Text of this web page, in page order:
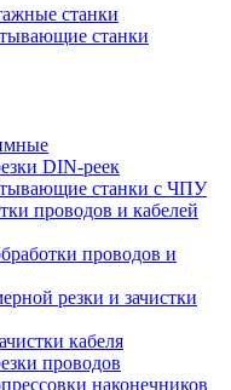
станки
станки
DIN-реек
станки с ЧПУ
проводов и кабелей
проводов и
резки и зачистки
кабеля
проводов
наконечников